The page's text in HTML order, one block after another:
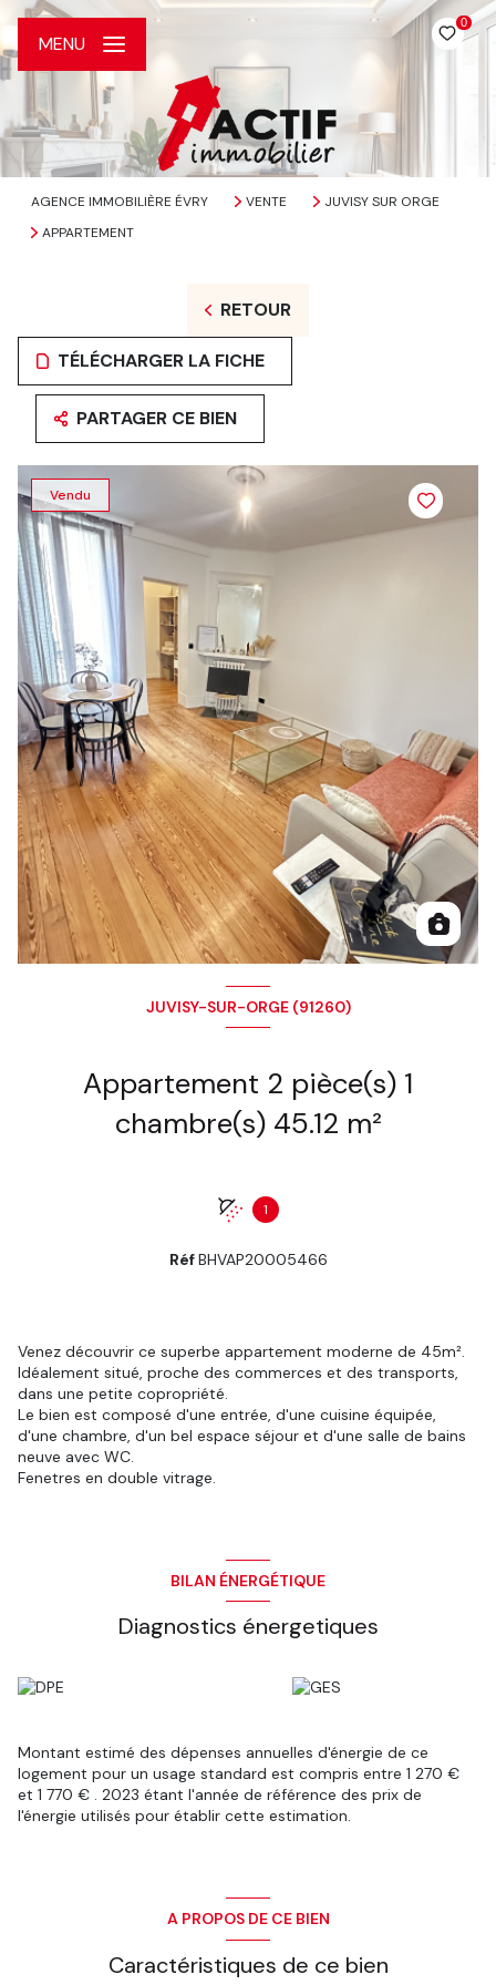
0
MENU
AGENCE IMMOBILIÈRE ÉVRY VENTE
JUVISY SUR ORGE
APPARTEMENT
RETOUR
TÉLÉCHARGER LA FICHE
PARTAGER CE BIEN
Vendu
JUVISY-SUR-ORGE (91260)
Appartement 2 pièce(s) 1
chambre(s) 45.12 m²
1
RéfBHVAP20005466
Venez découvrir ce superbe appartement moderne de 45m².
Idéalement situé, proche des commerces et des transports,
dans une petite copropriété.
Le bien est composé d'une entrée, d'une cuisine équipée,
d'une chambre, d'un bel espace séjour et d'une salle de bains
neuve avec WC.
Fenetres en double vitrage.
BILAN ÉNERGÉTIQUE
Diagnostics énergetiques
Montant estimé des dépenses annuelles d'énergie de ce
logement pour un usage standard est compris entre 1 270 €
et 1 770 € . 2023 étant l'année de référence des prix de
l'énergie utilisés pour établir cette estimation.
A PROPOS DE CE BIEN
Caractéristiques de ce bien